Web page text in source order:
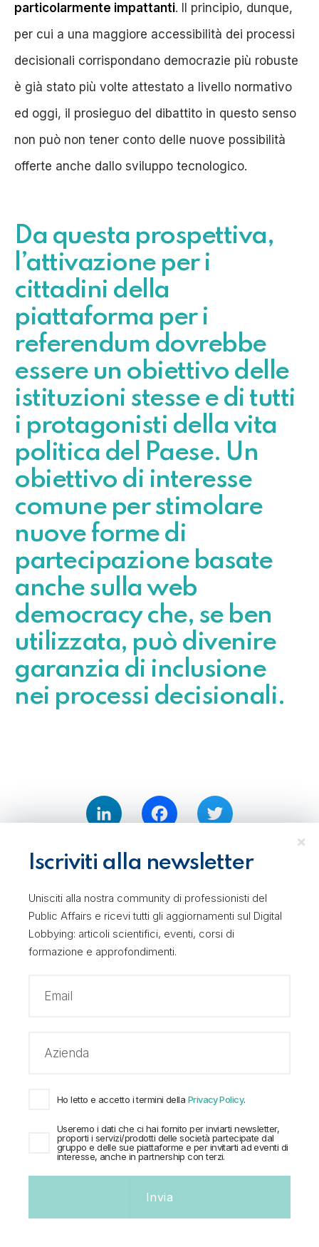
particolarmente impattanti.
Il principio, dunque,
per cui a una maggiore accessibilità dei processi
decisionali corrispondano democrazie più robuste
è già stato più volte attestato a livello normativo
ed oggi, il prosieguo del dibattito in questo senso
non può non tener conto delle nuove possibilità
offerte anche dallo sviluppo tecnologico.
Da questa prospettiva,
l’attivazione per i
cittadini della
piattaforma per i
referendum dovrebbe
essere un obiettivo delle
istituzioni stesse e di tutti
i protagonisti della vita
politica del Paese. Un
obiettivo di interesse
comune per stimolare
nuove forme di
partecipazione basate
anche sulla web
democracy che, se ben
utilizzata, può divenire
garanzia di inclusione
nei processi decisionali.
L'autore
PUBLIC AFFAIRS ANALYST
Iscriviti alla newsletter
Unisciti alla nostra community di professionisti del
Public Affairs e ricevi tutti gli aggiornamenti sul Digital
Lobbying: articoli scientifici, eventi, corsi di
formazione e approfondimenti.
Ho letto e accetto i termini della Privacy Policy.
Useremo i dati che ci hai fornito per inviarti newsletter,
proporti i servizi/prodotti delle società partecipate dal
gruppo e delle sue piattaforme e per invitarti ad eventi di
interesse, anche in partnership con terzi.
Invia